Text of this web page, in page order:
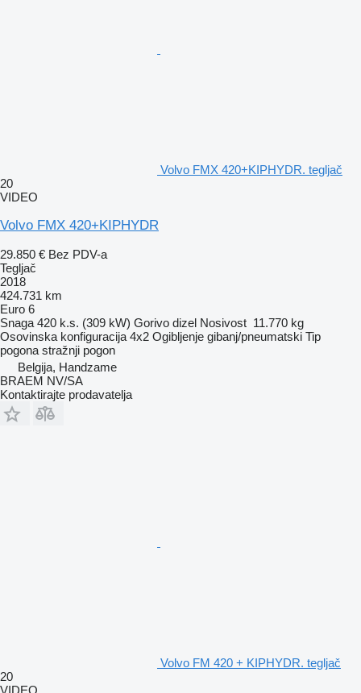
Volvo FMX 420+KIPHYDR. tegljač
20
VIDEO
Volvo FMX 420+KIPHYDR
29.850 € Bez PDV-a
Tegljač
2018
424.731 km
Euro 6
Snaga 420 k.s. (309 kW) Gorivo dizel Nosivost 11.770 kg
Osovinska konfiguracija 4x2 Ogibljenje gibanj/pneumatski Tip
pogona stražnji pogon
Belgija, Handzame
BRAEM NV/SA
Kontaktirajte prodavatelja
Volvo FM 420 + KIPHYDR. tegljač
20